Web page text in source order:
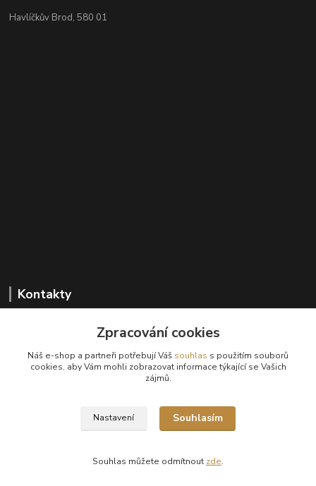
Havlíčkův Brod, 580 01
Kontakty
+420 602 647 136
(Po-Pá, 9-18 hod.)
Zpracování cookies
Náš e-shop a partneři potřebují Váš souhlas s použitím souborů
cookies, aby Vám mohli zobrazovat informace týkající se Vašich
zájmů.
Nastavení Souhlasím
Souhlas můžete odmítnout zde.